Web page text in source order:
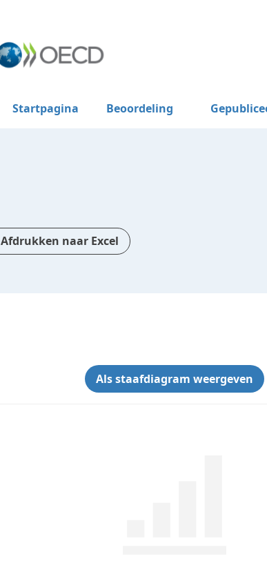
Startpagina Beoordeling
Afdrukken naar Excel
Als staafdiagram weergeven